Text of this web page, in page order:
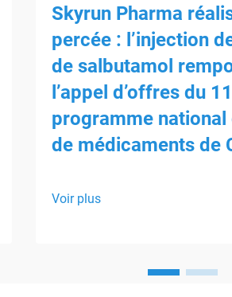
Skyrun Pharma
percée : l’injection
de salbutamol
l’appel d’offres du
programme national
de médicaments de
Voir plus